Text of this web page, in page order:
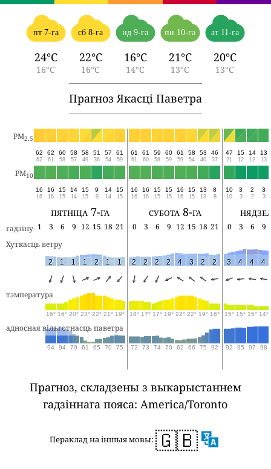
пт 7-га
24°C
16°C
сб 8-га
22°C
16°C
нд 9-га
16°C
14°C
пн 10-га
21°C
13°C
ат 11-га
20°C
13°C
Прагноз Якасці Паветра
PM2.5
62
62
62
61
60
58
58
57
58
49
51
36
57
54
61
59
61
61
61
60
59
58
60
59
61
59
58
54
53
40
46
37
47
21
15
12
14
12
13
13
PM10
16
16
16
16
15
15
14
14
15
15
9
9
14
14
15
15
16
16
16
16
15
15
15
15
16
16
15
15
13
13
8
8
10
10
3
3
2
2
3
3
пятніца 7-га субота 8-га
гадзіну 1 3 6 9 12 15 18 21 0 3 6 9 12 15 18 21 0 3 6
9
Хуткасць ветру
2 1 1 1 2 1 1 2 2 2 2 4 3 2 2 3 4 4 4
тэмпература
16° 16° 20° 23° 22° 21° 19° 18° 17° 17° 19° 22° 22° 19° 16° 15° 15° 15° 14°
адносная вільготнасць паветра
94 94 79 61 65 70 75 72 73 74 70 62 66 75 92 92 95 97 98
Прагноз, складзены з выкарыстаннем
гадзіннага пояса: America/Toronto
Пераклад на іншыя мовы: 🇬🇧